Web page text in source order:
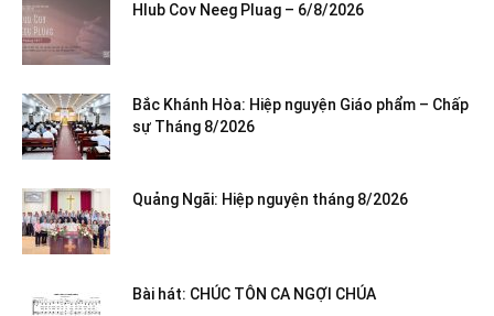
Hlub Cov Neeg Pluag – 6/8/2026
Bắc Khánh Hòa: Hiệp nguyện Giáo phẩm – Chấp
sự Tháng 8/2026
Quảng Ngãi: Hiệp nguyện tháng 8/2026
Bài hát: CHÚC TÔN CA NGỢI CHÚA